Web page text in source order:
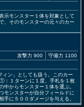
示モンスター１体を対象として
、そのモンスターの元々のカー
攻撃力 900 守備力 1100
ィン」としても扱う。このカー
：１ターンに１度、手札を１枚
中からモンスター１体を選ぶ。
モンスターが自分フィールドに
手に５００ダメージを与える。